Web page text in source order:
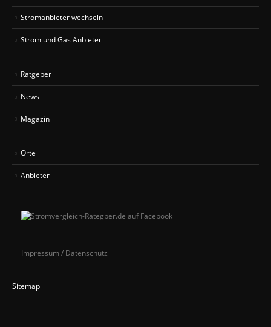
Stromanbieter wechseln
Strom und Gas Anbieter
Ratgeber
News
Magazin
Orte
Anbieter
Impressum / Datenschutz
Sitemap